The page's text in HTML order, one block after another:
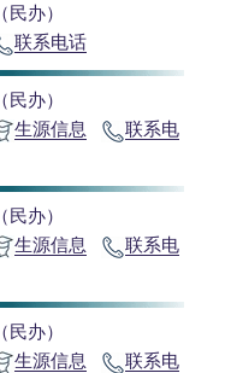
民办）
联系电话
民办）
生源信息
联系电
民办）
生源信息
联系电
民办）
生源信息
联系电